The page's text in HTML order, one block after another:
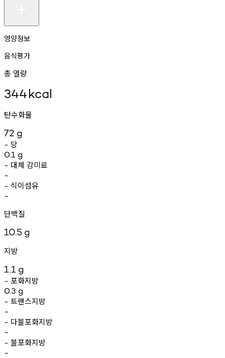
영양정보
음식평가
총 열량
344kcal
탄수화물
72 g
- 당
0.1 g
- 대체 감미료
-
- 식이섬유
-
단백질
10.5 g
지방
1.1 g
- 포화지방
0.3 g
- 트랜스지방
-
- 다불포화지방
-
- 불포화지방
-